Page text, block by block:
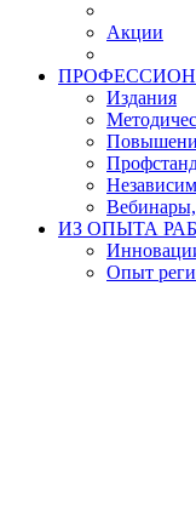
Акции
Издания
ИЗ ОПЫТА
Опыт